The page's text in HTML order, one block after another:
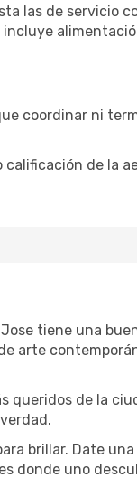
las de servicio
coordinar ni
de la
tiene una
arte
queridos de la
brillar. Date
donde uno